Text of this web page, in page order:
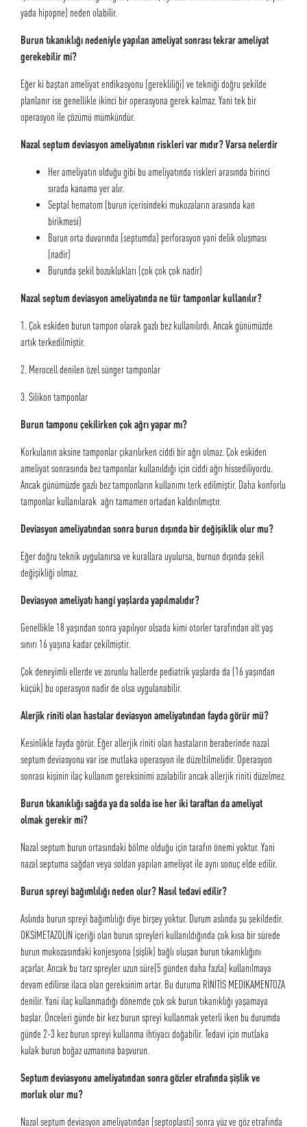
yada hipopne) neden olabilir.
Burun tıkanıklığı nedeniyle yapılan ameliyat sonrası tekrar ameliyat
gerekebilir mi?
Eğer ki baştan ameliyat endikasyonu (gerekliliği) ve tekniği doğru şekilde
planlanır ise genellikle ikinci bir operasyona gerek kalmaz. Yani tek bir
operasyon ile çözümü mümkündür.
Nazal septum deviasyon ameliyatının riskleri var mıdır? Varsa nelerdir
Her ameliyatın olduğu gibi bu ameliyatında riskleri arasında birinci
sırada kanama yer alır.
Septal hematom (burun içerisindeki mukozaların arasında kan
birikmesi)
Burun orta duvarında (septumda) perforasyon yani delik oluşması
(nadir)
Burunda şekil bozuklukları (çok çok çok nadir)
Nazal septum deviasyon ameliyatında ne tür tamponlar kullanılır?
1. Çok eskiden burun tampon olarak gazlı bez kullanılırdı. Ancak günümüzde
artık terkedilmiştir.
2. Merocell denilen özel sünger tamponlar
3. Silikon tamponlar
Burun tamponu çekilirken çok ağrı yapar mı?
Korkulanın aksine tamponlar çıkarılırken ciddi bir ağrı olmaz. Çok eskiden
ameliyat sonrasında bez tamponlar kullanıldığı için ciddi ağrı hissediliyordu.
Ancak günümüzde gazlı bez tamponların kullanımı terk edilmiştir. Daha konforlu
tamponlar kullanılarak ağrı tamamen ortadan kaldırılmıştır.
Deviasyon ameliyatından sonra burun dışında bir değişiklik olur mu?
Eğer doğru teknik uygulanırsa ve kurallara uyulursa, burnun dışında şekil
değişikliği olmaz.
Deviasyon ameliyatı hangi yaşlarda yapılmalıdır?
Genellikle 18 yaşından sonra yapılıyor olsada kimi otorler tarafından alt yaş
sınırı 16 yaşına kadar çekilmiştir.
Çok deneyimli ellerde ve zorunlu hallerde pediatrik yaşlarda da (16 yaşından
küçük) bu operasyon nadir de olsa uygulanabilir.
Alerjik riniti olan hastalar deviasyon ameliyatından fayda görür mü?
Kesinlikle fayda görür. Eğer allerjik riniti olan hastaların beraberinde nazal
septum deviasyonu var ise mutlaka operasyon ile düzeltilmelidir. Operasyon
sonrası kişinin ilaç kullanım gereksinimi azalabilir ancak allerjik riniti düzelmez.
Burun tıkanıklığı sağda ya da solda ise her iki taraftan da ameliyat
olmak gerekir mi?
Nazal septum burun ortasındaki bölme olduğu için tarafın önemi yoktur. Yani
nazal septuma sağdan veya soldan yapılan ameliyat ile aynı sonuç elde edilir.
Burun spreyi bağımlılığı neden olur? Nasıl tedavi edilir?
Aslında burun spreyi bağımlılığı diye birşey yoktur. Durum aslında şu şekildedir.
OKSİMETAZOLİN içeriği olan burun spreyleri kullanıldığında çok kısa bir sürede
burun mukozasındaki konjesyona (şişlik) bağlı oluşan burun tıkanıklığını
açarlar. Ancak bu tarz spreyler uzun süre(5 günden daha fazla) kullanılmaya
devam edilirse ilaca olan gereksinim artar. Bu duruma RİNİTİS MEDİKAMENTOZA
denilir. Yani ilaç kullanmadığı dönemde çok sık burun tıkanıklığı yaşamaya
başlar. Önceleri günde bir kez burun spreyi kullanmak yeterli iken bu durumda
günde 2-3 kez burun spreyi kullanma ihtiyacı doğabilir. Tedavi için mutlaka
kulak burun boğaz uzmanına başvurun.
Septum deviasyonu ameliyatından sonra gözler etrafında şişlik ve
morluk olur mu?
Nazal septum deviasyon ameliyatından (septoplasti) sonra yüz ve göz etrafında